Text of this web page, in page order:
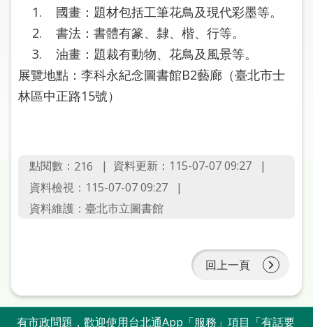
線
上
申
請
見
問
答
網
1. 國畫：題材包括工筆花鳥及現代彩墨等。
2. 書法：書體有篆、隸、楷、行等。
3. 油畫：題裁有動物、花鳥及風景等。
展覽地點：李科永紀念圖書館B2藝廊（臺北市士
林區中正路15號）
點閱數： 216
資料更新：115-07-07 09:27
資料檢視：115-07-07 09:27
資料維護：臺北市立圖書館
回上一頁
有市政問題，歡迎使用台北通App「服務」項目「有話要